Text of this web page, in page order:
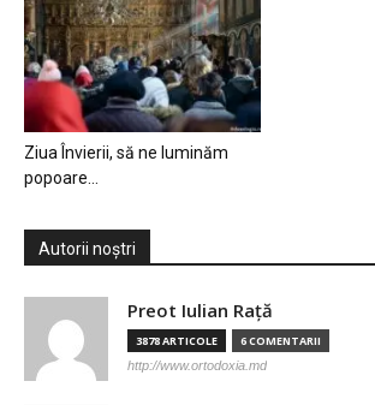
Ziua Învierii, să ne luminăm
popoare…
Autorii noștri
Preot Iulian Raţă
3878 ARTICOLE 6 COMENTARII
http://www.ortodoxia.md